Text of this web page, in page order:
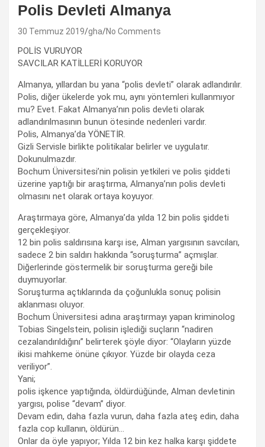
Polis Devleti Almanya
30 Temmuz 2019 gha No Comments
POLİS VURUYOR
SAVCILAR KATİLLERİ KORUYOR
Almanya, yıllardan bu yana “polis devleti” olarak adlandırılır.
Polis, diğer ükelerde yok mu, aynı yöntemleri kullanmıyor
mu? Evet. Fakat Almanya’nın polis devleti olarak
adlandırılmasının bunun ötesinde nedenleri vardır.
Polis, Almanya’da YÖNETİR.
Gizli Servisle birlikte politikalar belirler ve uygulatır.
Dokunulmazdır.
Bochum Üniversitesi’nin polisin yetkileri ve polis şiddeti
üzerine yaptığı bir araştırma, Almanya’nın polis devleti
olmasını net olarak ortaya koyuyor.
Araştırmaya göre, Almanya’da yılda 12 bin polis şiddeti
gerçekleşiyor.
12 bin polis saldırısına karşı ise, Alman yargısının savcıları,
sadece 2 bin saldırı hakkında “soruşturma” açmışlar.
Diğerlerinde göstermelik bir soruşturma gereği bile
duymuyorlar.
Soruşturma açtıklarında da çoğunlukla sonuç polisin
aklanması oluyor.
Bochum Üniversitesi adına araştırmayı yapan kriminolog
Tobias Singelstein, polisin işlediği suçların “nadiren
cezalandırıldığını” belirterek şöyle diyor: “Olayların yüzde
ikisi mahkeme önüne çıkıyor. Yüzde bir olayda ceza
veriliyor”.
Yani;
polis işkence yaptığında, öldürdüğünde, Alman devletinin
yargısı, polise “devam” diyor.
Devam edin, daha fazla vurun, daha fazla ateş edin, daha
fazla cop kullanın, öldürün…
Onlar da öyle yapıyor; Yılda 12 bin kez halka karşı şiddete